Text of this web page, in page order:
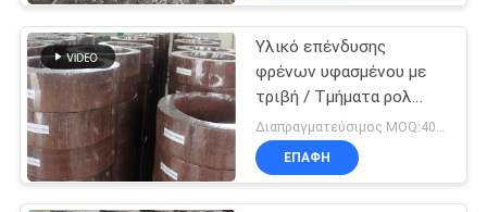
ΓΎΡΟΣ
ΕΡΓΟΣΤΑΣΊΩΝ
ΠΟΙΟΤΙΚΌΣ
ΈΛΕΓΧΟΣ
Υλικό επένδυσης
φρένων υφασμένου με
τριβή / Τμήματα ρολ
επένδυσης φρένων
ελαφρών φορτηγών
ΕΠΑΦΉ